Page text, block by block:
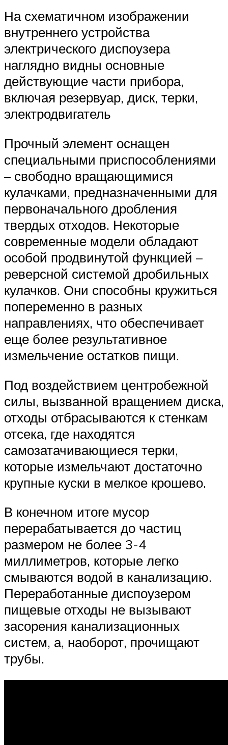
На схематичном изображении
внутреннего устройства
электрического диспоузера
наглядно видны основные
действующие части прибора,
включая резервуар, диск, терки,
электродвигатель
Прочный элемент оснащен
специальными приспособлениями
– свободно вращающимися
кулачками, предназначенными для
первоначального дробления
твердых отходов. Некоторые
современные модели обладают
особой продвинутой функцией –
реверсной системой дробильных
кулачков. Они способны кружиться
попеременно в разных
направлениях, что обеспечивает
еще более результативное
измельчение остатков пищи.
Под воздействием центробежной
силы, вызванной вращением диска,
отходы отбрасываются к стенкам
отсека, где находятся
самозатачивающиеся терки,
которые измельчают достаточно
крупные куски в мелкое крошево.
В конечном итоге мусор
перерабатывается до частиц
размером не более 3-4
миллиметров, которые легко
смываются водой в канализацию.
Переработанные диспоузером
пищевые отходы не вызывают
засорения канализационных
систем, а, наоборот, прочищают
трубы.